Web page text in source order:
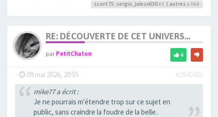
scort75, sergio, julesx630et 2 autres a liké
RE: DÉCOUVERTE DE CET UNIVERS...
parPetitChaton 4
- 09 mai 2026, 20:55
#2940420
mike77 a écrit :
Je ne pourrais m'étendre trop sur ce sujet en
public, sans craindre la foudre de la belle..